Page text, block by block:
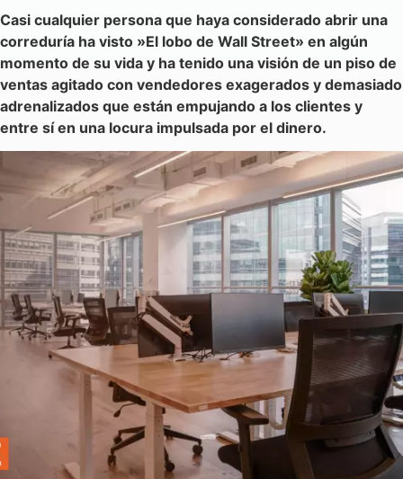
Casi cualquier persona que haya considerado abrir una
correduría ha visto »El lobo de Wall Street» en algún
momento de su vida y ha tenido una visión de un piso de
ventas agitado con vendedores exagerados y demasiado
adrenalizados que están empujando a los clientes y
entre sí en una locura impulsada por el dinero.